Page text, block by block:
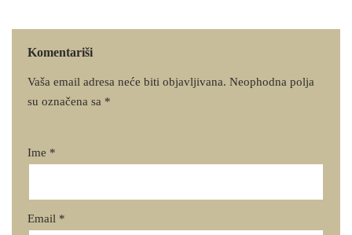
Komentariši
Vaša email adresa neće biti objavljivana. Neophodna polja
su označena sa *
Ime *
Email *